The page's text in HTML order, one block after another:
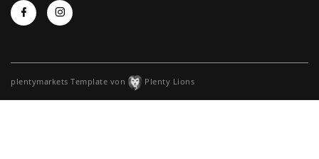
plentymarkets Template von Plenty Lions